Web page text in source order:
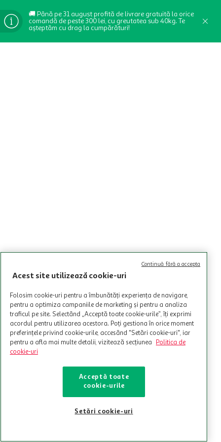
🚚 Până pe 31 august profită de livrare gratuită la orice
comandă de peste 300 lei, cu greutatea sub 40kg. Te
așteptăm cu drag la cumpărături!
Acest site utilizează cookie-uri
Folosim cookie-uri pentru a îmbunătăți experiența de navigare,
pentru a optimiza campaniile de marketing și pentru a analiza
traficul pe site. Selectând „Acceptă toate cookie-urile”, îți exprimi
acordul pentru utilizarea acestora. Poți gestiona în orice moment
preferințele privind cookie-urile, accesând "Setări cookie-uri", iar
pentru a afla mai multe detalii, vizitează secțiunea
Politica de
cookie-uri
Acceptă toate
cookie-urile
Setări cookie-uri
Continuă fără a accepta